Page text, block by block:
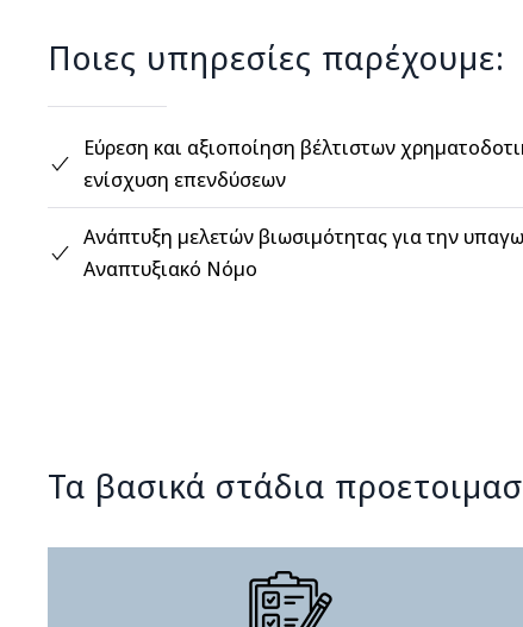
Ποιες υπηρεσίες παρέχουμε:
Εύρεση και αξιοποίηση βέλτιστων
ενίσχυση επενδύσεων
Ανάπτυξη µελετών βιωσιμότητας για την
Αναπτυξιακό Νόμο
Τα βασικά στάδια